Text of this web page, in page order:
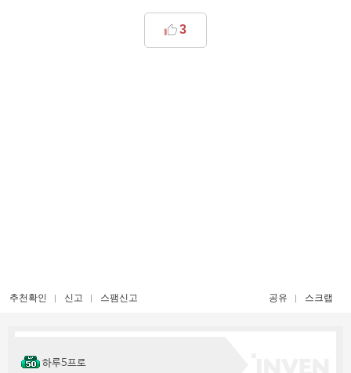
3
추천확인 신고 스팸신고 공유 스크랩
하루5프로